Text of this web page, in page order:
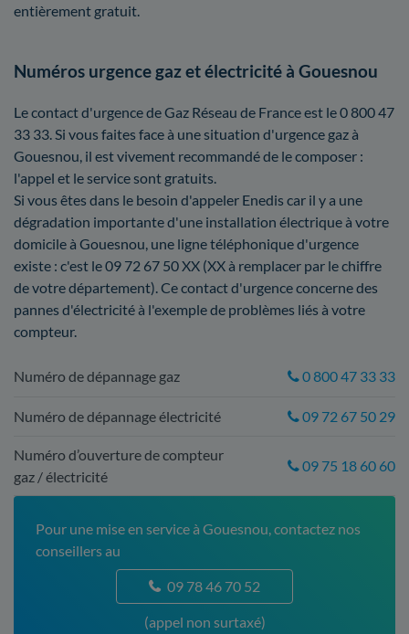
entièrement gratuit.
Numéros urgence gaz et électricité à Gouesnou
Le contact d'urgence de Gaz Réseau de France est le 0 800 47
33 33. Si vous faites face à une situation d'urgence gaz à
Gouesnou, il est vivement recommandé de le composer :
l'appel et le service sont gratuits.
Si vous êtes dans le besoin d'appeler Enedis car il y a une
dégradation importante d'une installation électrique à votre
domicile à Gouesnou, une ligne téléphonique d'urgence
existe : c'est le 09 72 67 50 XX (XX à remplacer par le chiffre
de votre département). Ce contact d'urgence concerne des
pannes d'électricité à l'exemple de problèmes liés à votre
compteur.
Numéro de dépannage gaz 0 800 47 33 33
Numéro de dépannage électricité 09 72 67 50 29
Numéro d’ouverture de compteur
gaz / électricité
09 75 18 60 60
Pour une mise en service à Gouesnou, contactez nos
conseillers au
09 78 46 70 52
(appel non surtaxé)